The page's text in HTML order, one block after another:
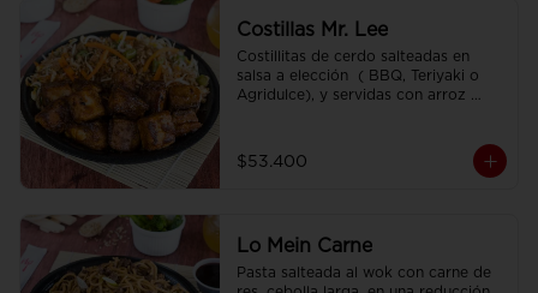
Costillas Mr. Lee
Costillitas de cerdo salteadas en
salsa a elección  ( BBQ, Teriyaki o
Agridulce), y servidas con arroz
$53.400
Lo Mein Carne
Pasta salteada al wok con carne de